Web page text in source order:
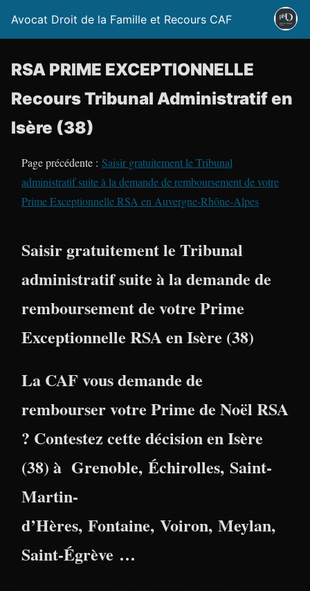
Avocat Droit de la Famille et Recours CAF
RSA PRIME EXCEPTIONNELLE
Recours Tribunal Administratif en
Isère (38)
Page précédente : Saisir gratuitement le Tribunal
administratif suite à la demande de remboursement de votre
Prime Exceptionnelle RSA en Auvergne-Rhône-Alpes
Saisir gratuitement le Tribunal
administratif suite à la demande de
remboursement de votre Prime
Exceptionnelle RSA en Isère (38)
La CAF vous demande de
rembourser votre Prime de Noël RSA
? Contestez cette décision enIsère
(38) à Grenoble, Échirolles, Saint-
Martin-
d’Hères, Fontaine, Voiron, Meylan,
Saint-Égrève …